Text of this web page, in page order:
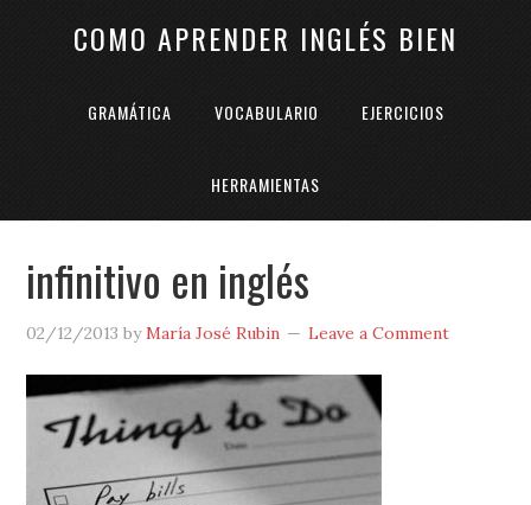
COMO APRENDER INGLÉS BIEN
GRAMÁTICA VOCABULARIO EJERCICIOS
HERRAMIENTAS
infinitivo en inglés
02/12/2013 byMaría José Rubin Leave a Comment